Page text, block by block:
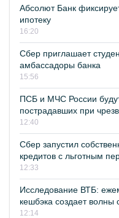
Абсолют Банк
ипотеку
16:20
Сбер приглашает
амбассадоры банка
15:56
ПСБ и МЧС России
пострадавших при
12:40
Сбер запустил
кредитов с льготным
12:33
Исследование ВТБ:
кешбэка создает волны
12:14